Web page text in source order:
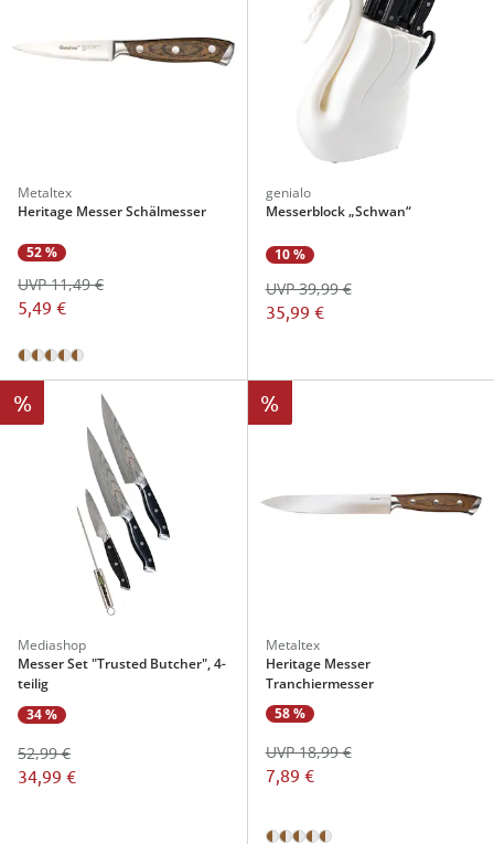
Metaltex
Heritage Messer Schälmesser
52 %
5,49 €
UVP 11,49 €
genialo
Messerblock „Schwan“
10 %
35,99 €
UVP 39,99 €
%
Mediashop
Messer Set "Trusted Butcher", 4-
teilig
34 %
52,99 €
34,99 €
%
Metaltex
Heritage Messer
Tranchiermesser
58 %
7,89 €
UVP 18,99 €